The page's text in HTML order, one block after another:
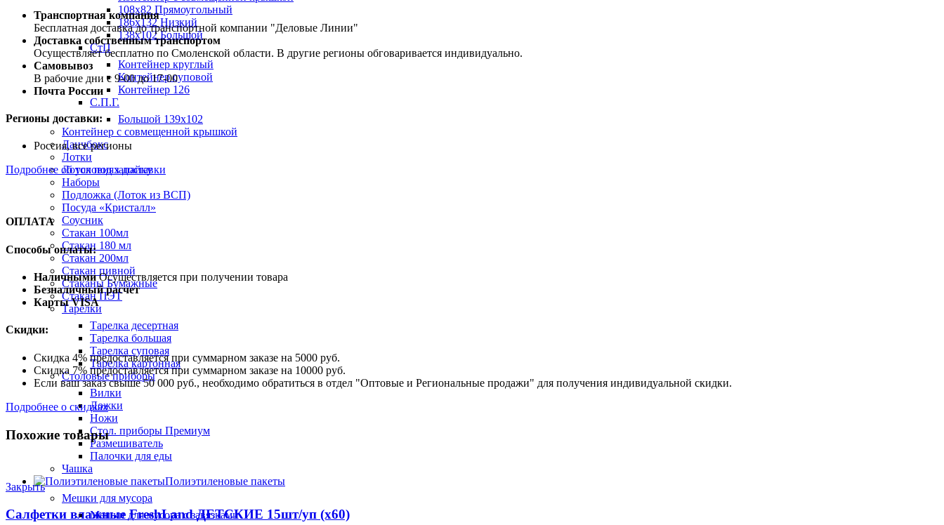
108х82 Прямоугольный
186х132 Низкий
138х102 Большой
СтП
Контейнер круглый
Контейнер суповой
Контейнер 126
С.П.Г.
Большой 139х102
Контейнер с совмещенной крышкой
Ланчбокс
Лотки
Лоток под запайку
Наборы
Подложка (Лоток из ВСП)
Посуда «Кристалл»
Соусник
Стакан 100мл
Стакан 180 мл
Стакан 200мл
Стакан пивной
Стаканы Бумажные
Стакан ПЭТ
Тарелки
Тарелка десертная
Тарелка большая
Тарелка суповая
Тарелка картонная
Столовые приборы
Вилки
Ложки
Ножи
Стол. приборы Премиум
Размешиватель
Палочки для еды
Чашка
Полиэтиленовые пакеты
Мешки для мусора
Мешки для мусора с завязками
Транспортная компания
Бесплатная доставка до транспортной компании "Деловые Линии"
Доставка собственным транспортом
Осуществляет бесплатно по Смоленской области. В другие регионы обговаривается индивидуально.
Самовывоз
В рабочие дни с 9-00 до 17-00
Почта России
Регионы доставки:
Россия, все регионы
Подробнее об условиях доставки
ОПЛАТА
Способы оплаты:
НаличнымиОсуществляется при получении товара
Безналичный расчет
Карты VISA
Скидки:
Скидка 4% предоставляется при суммарном заказе на 5000 руб.
Скидка 7% предоставляется при суммарном заказе на 10000 руб.
Если ваш заказ свыше 50 000 руб., необходимо обратиться в отдел "Оптовые и Региональные продажи" для получения индивидуальной скидки.
Подробнее о скидках
Похожие товары
Закрыть
Салфетки влажные FreshLand ДЕТСКИЕ 15шт/уп (х60)